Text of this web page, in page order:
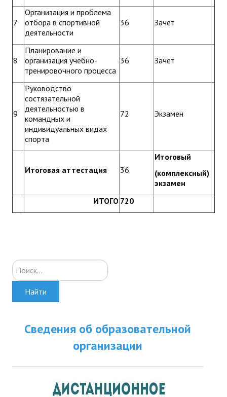
7
Организация и проблема
отбора в спортивной
деятельности
36 Зачет
8
Планирование и
организация учебно-
тренировочного процесса
36 Зачет
9
Руководство
состязательной
деятельностью в
командных и
индивидуальных видах
спорта
72 Экзамен
Итоговая аттестация 36
Итоговый
(комплексный)
экзамен
ИТОГО 720
Искать...
Найти
Сведения об образовательной
организации